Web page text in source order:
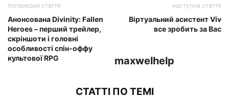
попередня стаття
Анонсована Divinity: Fallen
Heroes – перший трейлер,
скріншоти і головні
особливості спін-оффу
культової RPG
наступна стаття
Віртуальний асистент Viv
все зробить за Вас
maxwelhelp
СТАТТІ ПО ТЕМІ